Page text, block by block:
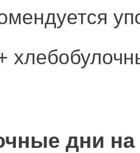
дни на